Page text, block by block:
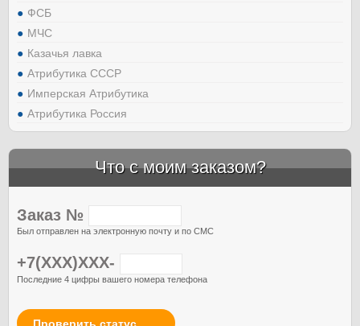
ФСБ
МЧС
Казачья лавка
Атрибутика СССР
Имперская Атрибутика
Атрибутика Россия
Что с моим заказом?
Заказ №
Был отправлен на электронную почту и по СМС
+7(XXX)XXX-
Последние 4 цифры вашего номера телефона
Проверить статус